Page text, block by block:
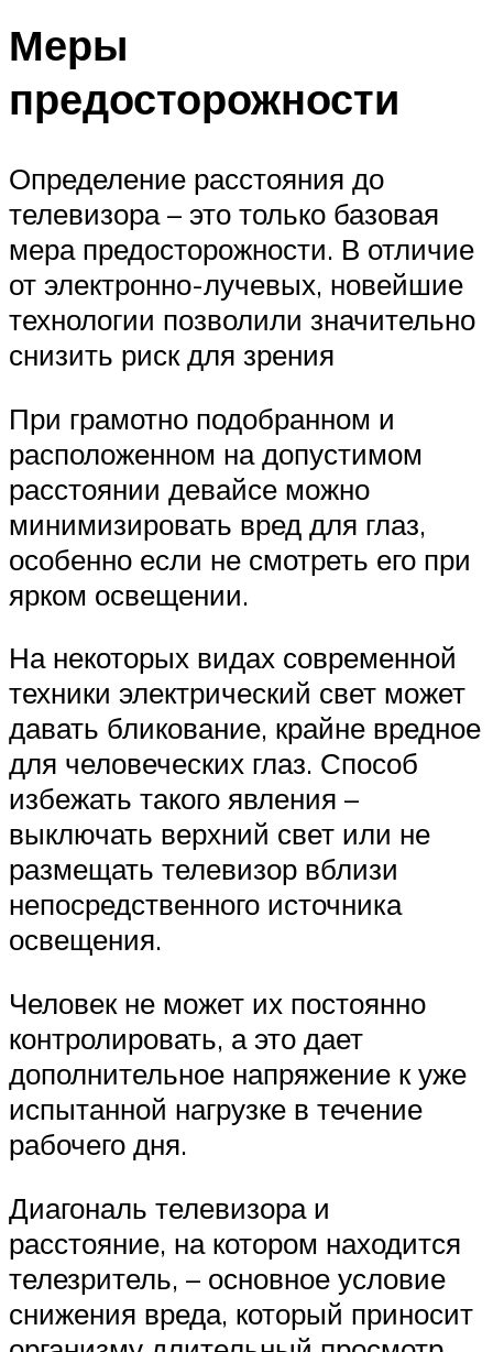
Меры
предосторожности
Определение расстояния до
телевизора – это только базовая
мера предосторожности. В отличие
от электронно-лучевых, новейшие
технологии позволили значительно
снизить риск для зрения
При грамотно подобранном и
расположенном на допустимом
расстоянии девайсе можно
минимизировать вред для глаз,
особенно если не смотреть его при
ярком освещении.
На некоторых видах современной
техники электрический свет может
давать бликование, крайне вредное
для человеческих глаз. Способ
избежать такого явления –
выключать верхний свет или не
размещать телевизор вблизи
непосредственного источника
освещения.
Человек не может их постоянно
контролировать, а это дает
дополнительное напряжение к уже
испытанной нагрузке в течение
рабочего дня.
Диагональ телевизора и
расстояние, на котором находится
телезритель, – основное условие
снижения вреда, который приносит